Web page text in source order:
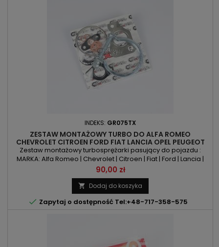
INDEKS: GR075TX
ZESTAW MONTAŻOWY TURBO DO ALFA ROMEO
CHEVROLET CITROEN FORD FIAT LANCIA OPEL PEUGEOT
1.3D
Zestaw montażowy turbosprężarki pasujący do pojazdu :
MARKA: Alfa Romeo | Chevrolet | Citroen | Fiat | Ford | Lancia |
Opel | Peugeot MODEL: Mito | Aveo | Nemo | 500 | Doblo | Fiorino
| Idea | Punto | Punto Evo | Qubo | Ka | Strada | Musa | Ypsilon |
Astra | Combo | Corsa | Meriva | Bipper KOD SILNIKA: LSF | LDV |
FHZ | BAAA | A13FD | A13DTC | A13DTE |...
Cena
90,00 zł
 Dodaj do koszyka
 Zapytaj o dostępność Tel:+48-717-358-575